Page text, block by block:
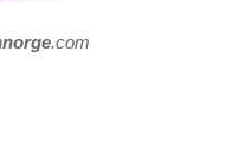
norge.com